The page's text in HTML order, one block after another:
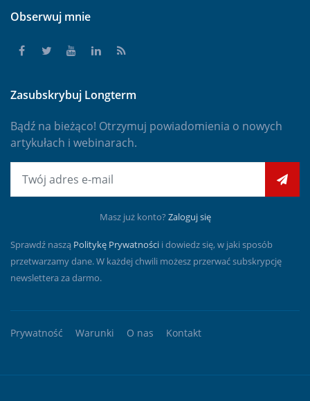
Obserwuj mnie
Zasubskrybuj Longterm
Bądź na bieżąco! Otrzymuj powiadomienia o nowych
artykułach i webinarach.
Masz już konto? Zaloguj się
Sprawdź naszą Politykę Prywatności i dowiedz się, w jaki sposób
przetwarzamy dane. W każdej chwili możesz przerwać subskrypcję
newslettera za darmo.
Prywatność Warunki O nas Kontakt